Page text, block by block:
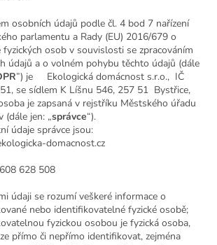
osobních údajů podle čl. 4 bod 7 nařízení
parlamentu a Rady (EU) 2016/679 o
fyzických osob v souvislosti se zpracováním
údajů a o volném pohybu těchto údajů (dále
”) je Ekologická domácnost s.r.o., IČ
se sídlem K Líšnu 546, 257 51 Bystřice,
je zapsaná v rejstříku Městského úřadu
(dále jen: „správce“).
údaje správce jsou:
domacnost.cz
628 508
údaji se rozumí veškeré informace o
nebo identifikovatelné fyzické osobě;
fyzickou osobou je fyzická osoba,
přímo či nepřímo identifikovat, zejména